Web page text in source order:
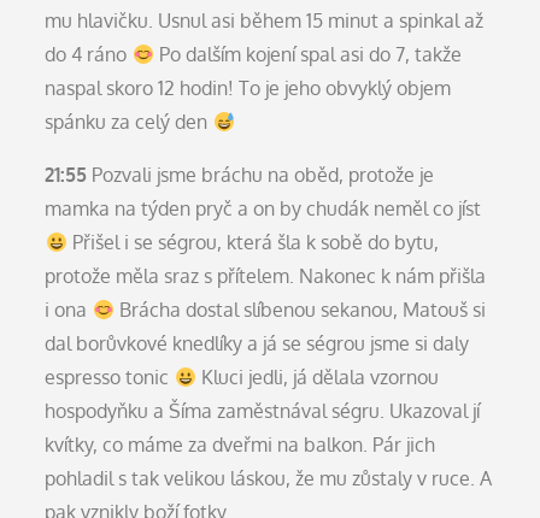
mu hlavičku. Usnul asi během 15 minut a spinkal až
do 4 ráno
Po dalším kojení spal asi do 7, takže
naspal skoro 12 hodin! To je jeho obvyklý objem
spánku za celý den
21:55 Pozvali jsme bráchu na oběd, protože je
mamka na týden pryč a on by chudák neměl co jíst
Přišel i se ségrou, která šla k sobě do bytu,
protože měla sraz s přítelem. Nakonec k nám přišla
i ona
Brácha dostal slíbenou sekanou, Matouš si
dal borůvkové knedlíky a já se ségrou jsme si daly
espresso tonic
Kluci jedli, já dělala vzornou
hospodyňku a Šíma zaměstnával ségru. Ukazoval jí
kvítky, co máme za dveřmi na balkon. Pár jich
pohladil s tak velikou láskou, že mu zůstaly v ruce. A
pak vznikly boží fotky.